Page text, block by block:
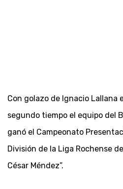
Con golazo de Ignacio Lallana
segundo tiempo el equipo del
ganó el Campeonato
División de la Liga Rochense
César Méndez”.